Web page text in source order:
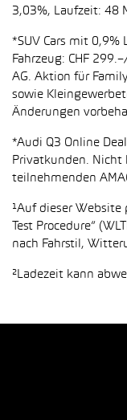
3,03%, Laufzeit: 48
*SUV Cars mit 0,9%
Fahrzeug: CHF
AG. Aktion für
sowie
Änderungen
*Audi Q3 Online
Privatkunden. Nicht
teilnehmenden
¹Auf dieser
Test Procedure“
nach Fahrstil,
²Ladezeit kann